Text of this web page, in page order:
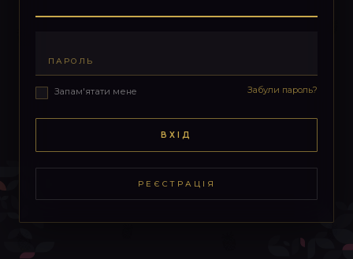
ПАРОЛЬ
Запам'ятати мене Забули пароль?
ВХІД
РЕЄСТРАЦІЯ